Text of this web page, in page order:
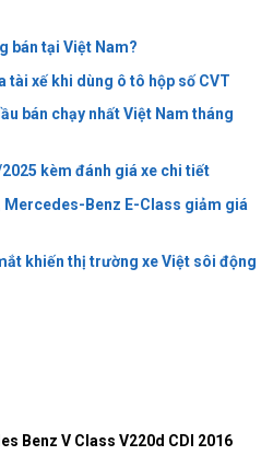
bán tại Việt Nam?
tài xế khi dùng ô tô hộp số CVT
bán chạy nhất Việt Nam tháng
kèm đánh giá xe chi tiết
Mercedes-Benz E-Class giảm giá
khiến thị trường xe Việt sôi động
Benz V Class V220d CDI 2016